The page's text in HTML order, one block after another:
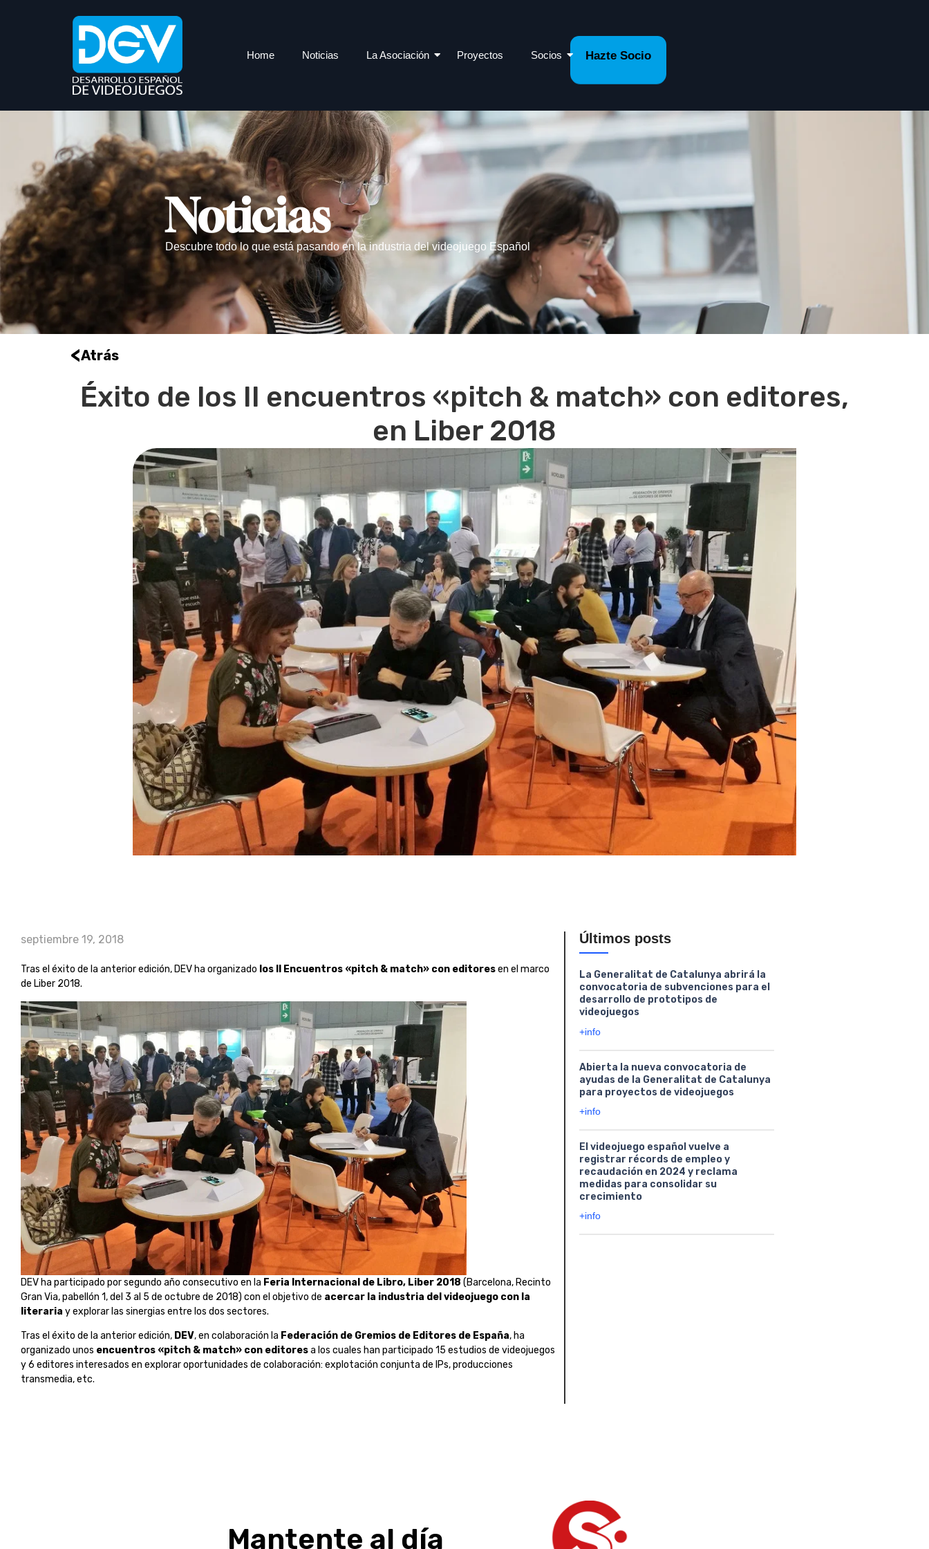
Home Noticias La Asociación Proyectos Socios Hazte Socio
Noticias
Descubre todo lo que está pasando en la industria del videojuego Español
<Atrás
Éxito de los II encuentros «pitch & match» con editores,
en Liber 2018
septiembre 19, 2018
Tras el éxito de la anterior edición, DEV ha organizado los II Encuentros «pitch & match» con editoresen el marco
de Liber 2018.
DEV ha participado por segundo año consecutivo en la Feria Internacional de Libro, Liber 2018 (Barcelona, Recinto
Gran Via, pabellón 1, del 3 al 5 de octubre de 2018) con el objetivo de acercar la industria del videojuego con la
literaria y explorar las sinergias entre los dos sectores.
Tras el éxito de la anterior edición, DEV, en colaboración la Federación de Gremios de Editores de España, ha
organizado unos encuentros «pitch & match» con editoresa los cuales han participado 15 estudios de videojuegos
y 6 editores interesados en explorar oportunidades de colaboración: explotación conjunta de IPs, producciones
transmedia, etc.
Últimos posts
La Generalitat de Catalunya abrirá la
convocatoria de subvenciones para el
desarrollo de prototipos de
videojuegos
+info
Abierta la nueva convocatoria de
ayudas de la Generalitat de Catalunya
para proyectos de videojuegos
+info
El videojuego español vuelve a
registrar récords de empleo y
recaudación en 2024 y reclama
medidas para consolidar su
crecimiento
+info
Mantente al día